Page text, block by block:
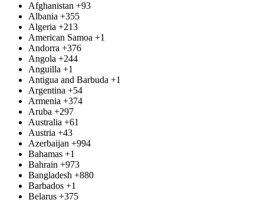
Afghanistan +93
Albania +355
Algeria +213
American Samoa +1
Andorra +376
Angola +244
Anguilla +1
Antigua and Barbuda +1
Argentina +54
Armenia +374
Aruba +297
Australia +61
Austria +43
Azerbaijan +994
Bahamas +1
Bahrain +973
Bangladesh +880
Barbados +1
Belarus +375